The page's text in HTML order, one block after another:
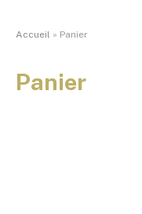
Accueil » Panier
Panier